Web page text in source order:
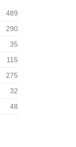
489
290
35
115
275
32
48